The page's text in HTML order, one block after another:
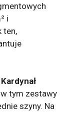
i
ten,
Kardynał
tym zestawy
szyny. Na